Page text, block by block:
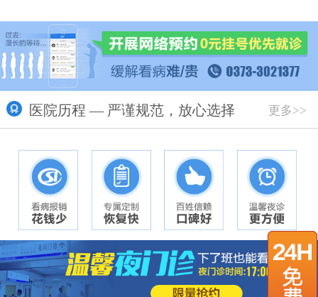
医院历程 — 严谨规范，放心选择 更多>>